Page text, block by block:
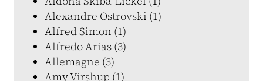
Alexandre Ostrovski (1)
Alfred Simon (1)
Alfredo Arias (3)
Allemagne (3)
Amy Virshup (1)